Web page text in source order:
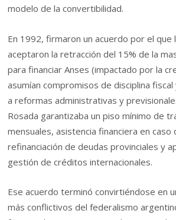
modelo de la convertibilidad.
En 1992, firmaron un acuerdo por el
aceptaron la retracción del 15% de la
para financiar Anses (impactado por la
asumían compromisos de disciplina
a reformas administrativas y
Rosada garantizaba un piso mínimo de
mensuales, asistencia financiera en caso
refinanciación de deudas provinciales y
gestión de créditos internacionales.
Ese acuerdo terminó convirtiéndose en
más conflictivos del federalismo